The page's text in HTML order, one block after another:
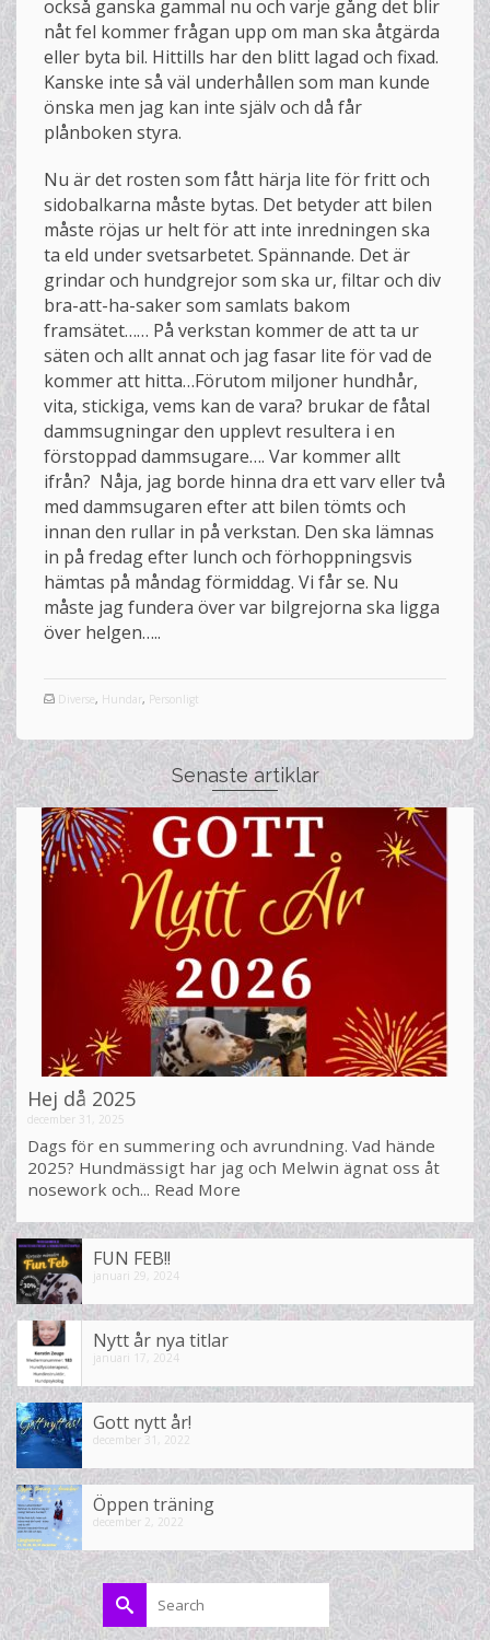
också ganska gammal nu och varje gång det blir
nåt fel kommer frågan upp om man ska åtgärda
eller byta bil. Hittills har den blitt lagad och fixad.
Kanske inte så väl underhållen som man kunde
önska men jag kan inte själv och då får
plånboken styra.
Nu är det rosten som fått härja lite för fritt och
sidobalkarna måste bytas. Det betyder att bilen
måste röjas ur helt för att inte inredningen ska
ta eld under svetsarbetet. Spännande. Det är
grindar och hundgrejor som ska ur, filtar och div
bra-att-ha-saker som samlats bakom
framsätet…… På verkstan kommer de att ta ur
säten och allt annat och jag fasar lite för vad de
kommer att hitta…Förutom miljoner hundhår,
vita, stickiga, vems kan de vara? brukar de fåtal
dammsugningar den upplevt resultera i en
förstoppad dammsugare…. Var kommer allt
ifrån? Nåja, jag borde hinna dra ett varv eller två
med dammsugaren efter att bilen tömts och
innan den rullar in på verkstan. Den ska lämnas
in på fredag efter lunch och förhoppningsvis
hämtas på måndag förmiddag. Vi får se. Nu
måste jag fundera över var bilgrejorna ska ligga
över helgen…..
Diverse, Hundar, Personligt
Senaste artiklar
Hej då 2025
december 31, 2025
Dags för en summering och avrundning. Vad hände
2025? Hundmässigt har jag och Melwin ägnat oss åt
nosework och... Read More
FUN FEB!!
januari 29, 2024
Nytt år nya titlar
januari 17, 2024
Gott nytt år!
december 31, 2022
Öppen träning
december 2, 2022
Search
for: